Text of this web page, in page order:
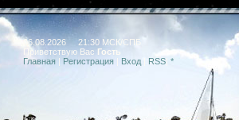
06.08.2026 21:30 МСК/СПБ
Приветствую Вас Гость
Главная | Регистрация | Вход RSS *